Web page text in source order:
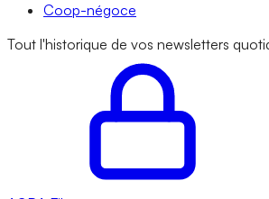
Coop-négoce
Tout l'historique de vos newsletters